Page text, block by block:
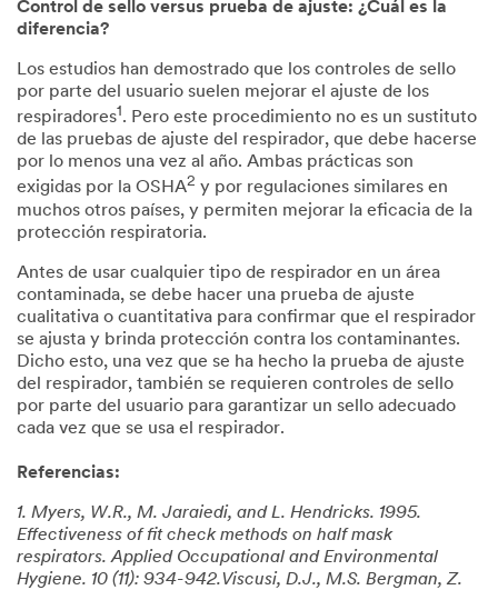
Control de sello versus prueba de ajuste: ¿Cuál es la
diferencia?
Los estudios han demostrado que los controles de sello
por parte del usuario suelen mejorar el ajuste de los
respiradores1 . Pero este procedimiento no es un sustituto
de las pruebas de ajuste del respirador, que debe hacerse
por lo menos una vez al año. Ambas prácticas son
exigidas por la OSHA2 y por regulaciones similares en
muchos otros países, y permiten mejorar la eficacia de la
protección respiratoria.
Antes de usar cualquier tipo de respirador en un área
contaminada, se debe hacer una prueba de ajuste
cualitativa o cuantitativa para confirmar que el respirador
se ajusta y brinda protección contra los contaminantes.
Dicho esto, una vez que se ha hecho la prueba de ajuste
del respirador, también se requieren controles de sello
por parte del usuario para garantizar un sello adecuado
cada vez que se usa el respirador.
Referencias:
1. Myers, W.R., M. Jaraiedi, and L. Hendricks. 1995.
Effectiveness of fit check methods on half mask
respirators. Applied Occupational and Environmental
Hygiene. 10 (11): 934-942.Viscusi, D.J., M.S. Bergman, Z.